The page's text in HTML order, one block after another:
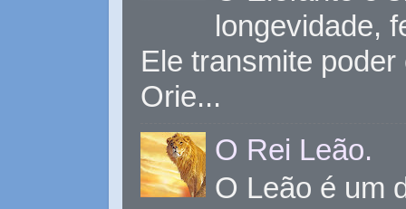
longevidade,
Ele transmite
Orie...
O Rei Leão.
O Leão é um